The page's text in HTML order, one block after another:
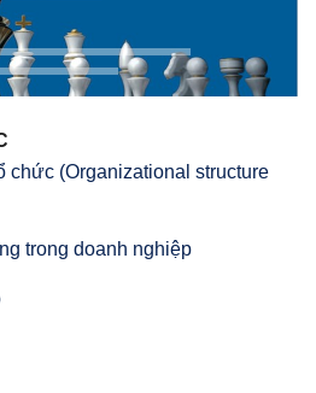
chức (Organizational structure
trong doanh nghiệp